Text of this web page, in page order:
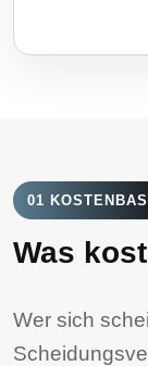
01
Was
Wer sich